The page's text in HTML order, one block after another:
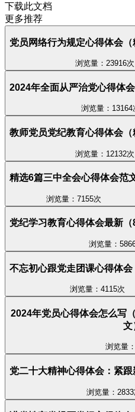
下载此文档
更多推荐
党员网络行为规定心得体会（
浏览量：23916次
2024年全面从严治党心得体
浏览量：13164
教师党员党纪教育心得体会（
浏览量：12132次
精选6篇三中全会心得体会范
浏览量：7155次
党纪学习教育心得体会最新（
浏览量：
不忘初心跟党走团课心得体会
浏览量：4115次
2024年党员心得体会怎么写
文
浏览量
党二十大精神心得体会：紧
浏览量：2833